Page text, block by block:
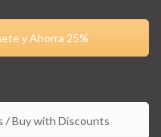
y Ahorra 25%
/ Buy with Discounts